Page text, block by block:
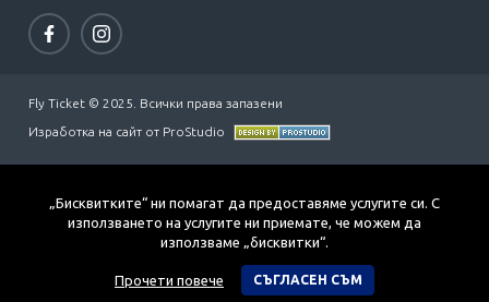
Fly Ticket © 2025. Всички права запазени
Изработка на сайт от ProStudio
„Бисквитките“ ни помагат да предоставяме услугите си. С
използването на услугите ни приемате, че можем да
използваме „бисквитки“.
Прочети повече СЪГЛАСЕН СЪМ